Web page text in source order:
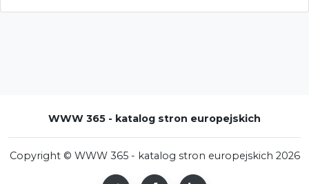
WWW 365 - katalog stron europejskich
Copyright © WWW 365 - katalog stron europejskich 2026